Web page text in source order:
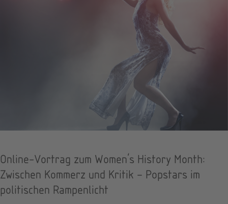
Online-Vortrag zum Women's History Month:
Zwischen Kommerz und Kritik – Popstars im
politischen Rampenlicht